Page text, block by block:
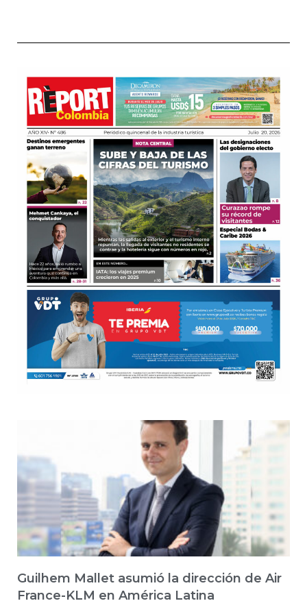
Guilhem Mallet asumió la dirección de Air
France-KLM en América Latina